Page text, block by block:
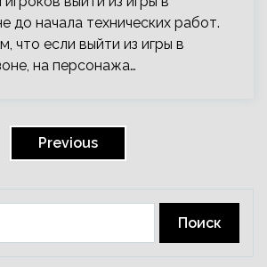
до начала технических работ.
что если выйти из игры в
на персонажа…
Previous